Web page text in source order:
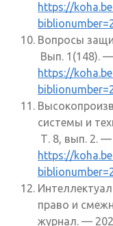
https://
Вопросы
Вып. 1(148).
https://
системы и
Т. 8, вып. 2. —
https://
право и
журнал. —